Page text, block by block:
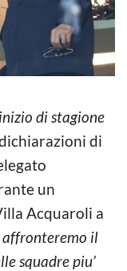
di stagione
di
un
Acquaroli a
il
squadre piu’